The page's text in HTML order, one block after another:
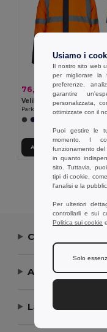
76,51 € 116,75 €
Velilla 36108
Aggiungi al carrello
Contattaci
Aiuto or
La nostra
Usiamo i
Il nostro sito web
per migliorare la
preferenze,
garantire
personalizzata,
ottimizzate con il
Puoi gestire le
momento. I
funzionamento
in quanto
sito. Tuttavia,
tipi di cookie,
l'analisi e la
Per ulteriori
controllarli e sui
Politica sui cookie e
Solo